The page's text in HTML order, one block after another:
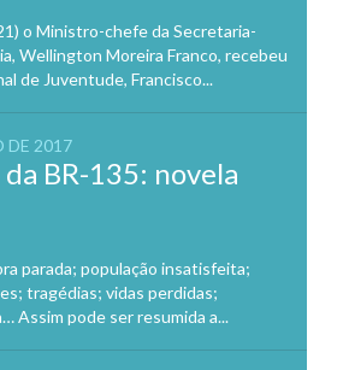
o Ministro-chefe da Secretaria-
Wellington Moreira Franco, recebeu
de Juventude, Francisco...
DE 2017
BR-135: novela
parada; população insatisfeita;
tragédias; vidas perdidas;
Assim pode ser resumida a...